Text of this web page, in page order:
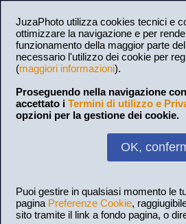
JuzaPhoto utilizza cookies tecnici e
ottimizzare la navigazione e per
funzionamento della maggior parte
necessario l'utilizzo dei cookie per
(maggiori informazioni).
Proseguendo nella navigazione
accettato i Termini di utilizzo e
opzioni per la gestione dei cookie.
OK,
Puoi gestire in qualsiasi momento le
pagina Preferenze Cookie,
sito tramite il link a fondo pagina, o